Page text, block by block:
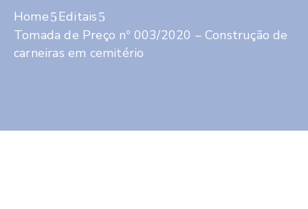
Home
Editais
Tomada de Preço nº 003/2020 – Construção de
carneiras em cemitério